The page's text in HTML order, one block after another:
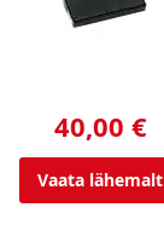
40,00 €
Vaata lähemalt